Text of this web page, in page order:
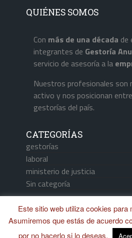
QUIÉNES SOMOS
Con más de una década de
integrantes de Gestoría
servicio de asesoría a la
Nuestros profesionales son
activo y nos posicionan
gestorías del país.
CATEGORÍAS
gestorías
laboral
ministerio de justicia
Sin categoría
Aviso
Este sitio web utiliza cookies para
Asumiremos que estás de acuerdo
por no hacerlo si lo deseas.